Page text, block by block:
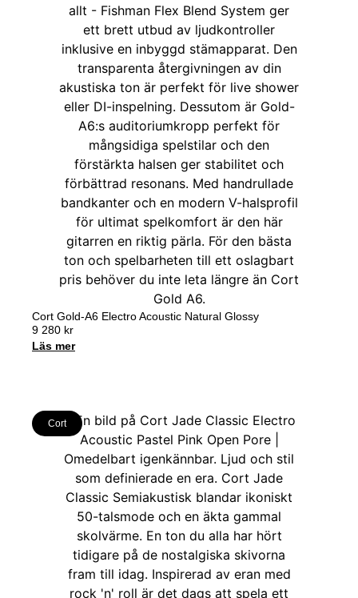
Cort Gold-A6 Electro Acoustic Natural Glossy
9 280 kr
Läs mer
Cort